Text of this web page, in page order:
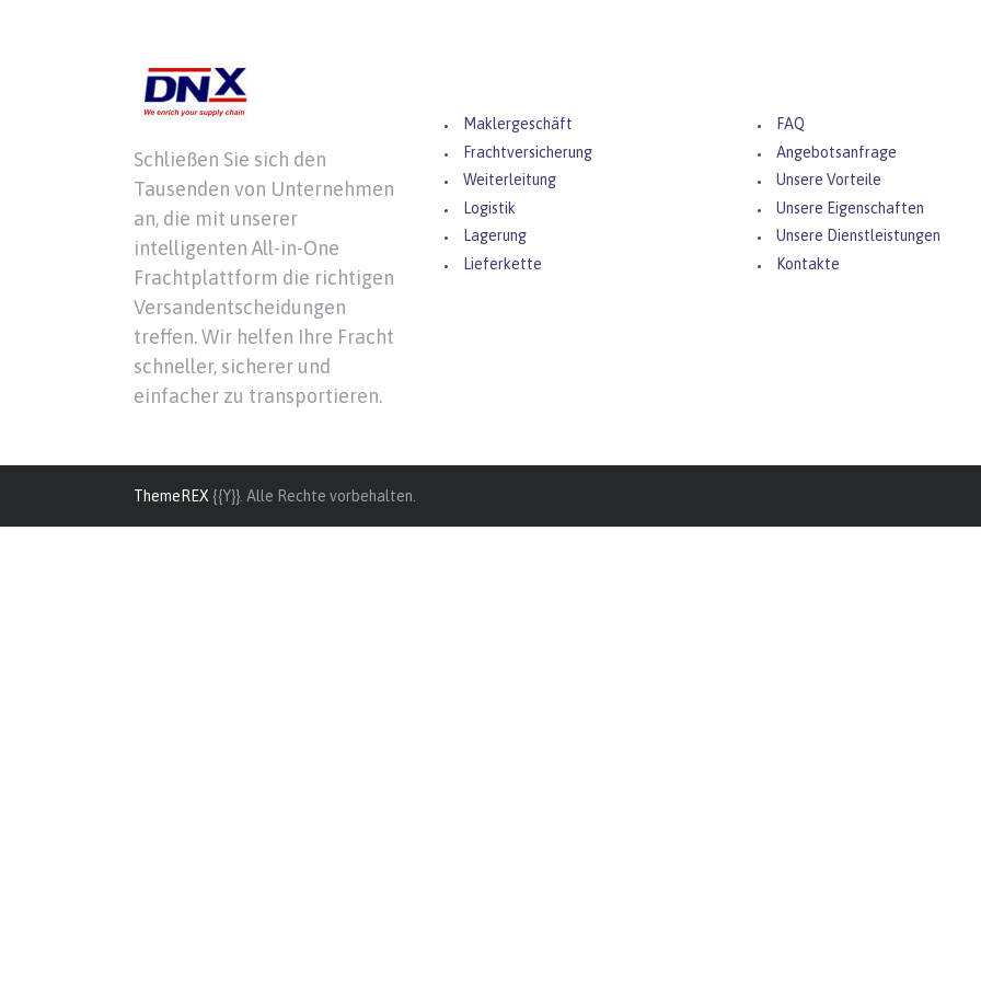
Schließen Sie sich den
Tausenden von Unternehmen
an, die mit unserer
intelligenten All-in-One
Frachtplattform die richtigen
Versandentscheidungen
treffen. Wir helfen Ihre Fracht
schneller, sicherer und
einfacher zu transportieren.
Maklergeschäft
Frachtversicherung
Weiterleitung
Logistik
Lagerung
Lieferkette
FAQ
Angebotsanfrage
Unsere Vorteile
Unsere Eigenschaften
Unsere Dienstleistungen
Kontakte
ThemeREX {{Y}}. Alle Rechte vorbehalten.